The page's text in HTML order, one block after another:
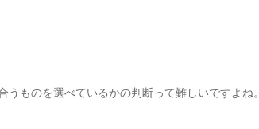
ものを選べているかの判断って難しいですよね。